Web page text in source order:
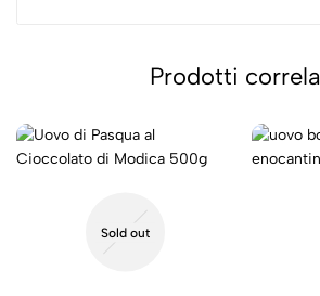
Prodotti
Sold out